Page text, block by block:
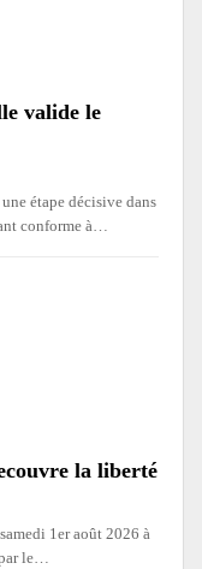
valide le
étape décisive dans
conforme à
la liberté
1er août 2026 à
le…